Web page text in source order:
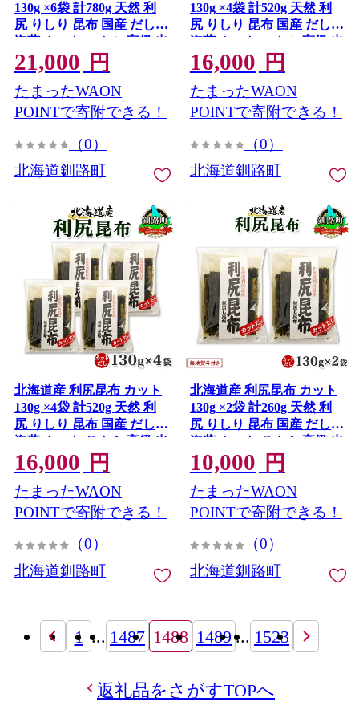
130g ×6袋 計780g 天然 利
尻 りしり 昆布 国産 だし
海藻 カット こんぶ 高級 出
汁 コンブ ギフト だし昆布
お祝い 備蓄 保存 北連物産
きたれん 北海道 釧路町 釧
路超 特産品
21,000 円
たまったWAON
POINTで寄附できる！
（0）
北海道釧路町
130g ×4袋 計520g 天然 利
尻 りしり 昆布 国産 だし
海藻 カット こんぶ 高級 出
汁 コンブ ギフト だし昆布
無地熨斗 熨斗 のし 北連物
産 きたれん 北海道 釧路町
釧路超 特産品
16,000 円
たまったWAON
POINTで寄附できる！
（0）
北海道釧路町
北海道産 利尻昆布 カット
130g ×4袋 計520g 天然 利
尻 りしり 昆布 国産 だし
海藻 カット こんぶ 高級 出
汁 コンブ ギフト だし昆布
お祝い 備蓄 保存 北連物産
きたれん 北海道 釧路町 釧
路超 特産品
16,000 円
たまったWAON
POINTで寄附できる！
（0）
北海道釧路町
北海道産 利尻昆布 カット
130g ×2袋 計260g 天然 利
尻 りしり 昆布 国産 だし
海藻 カット こんぶ 高級 出
汁 コンブ ギフト だし昆布
無地熨斗 熨斗 のし 北連物
産 きたれん 10000円の品
北海道 釧路町 釧路超 特産
10,000 円
たまったWAON
POINTで寄附できる！
（0）
北海道釧路町
1 ... 1487 1488 1489 ... 1523
返礼品をさがすTOPへ